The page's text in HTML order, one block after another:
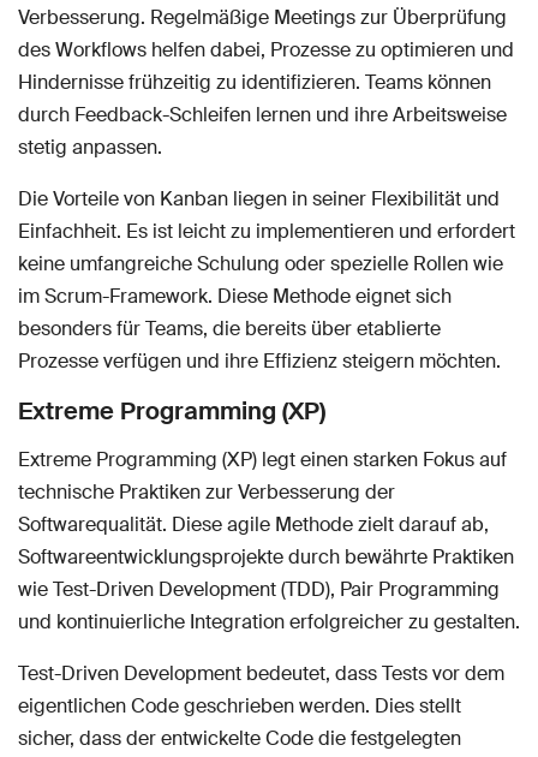
Verbesserung. Regelmäßige Meetings zur Überprüfung
des Workflows helfen dabei, Prozesse zu optimieren und
Hindernisse frühzeitig zu identifizieren. Teams können
durch Feedback-Schleifen lernen und ihre Arbeitsweise
stetig anpassen.
Die Vorteile von Kanban liegen in seiner Flexibilität und
Einfachheit. Es ist leicht zu implementieren und erfordert
keine umfangreiche Schulung oder spezielle Rollen wie
im Scrum-Framework. Diese Methode eignet sich
besonders für Teams, die bereits über etablierte
Prozesse verfügen und ihre Effizienz steigern möchten.
Extreme Programming (XP)
Extreme Programming (XP) legt einen starken Fokus auf
technische Praktiken zur Verbesserung der
Softwarequalität. Diese agile Methode zielt darauf ab,
Softwareentwicklungsprojekte durch bewährte Praktiken
wie Test-Driven Development (TDD), Pair Programming
und kontinuierliche Integration erfolgreicher zu gestalten.
Test-Driven Development bedeutet, dass Tests vor dem
eigentlichen Code geschrieben werden. Dies stellt
sicher, dass der entwickelte Code die festgelegten